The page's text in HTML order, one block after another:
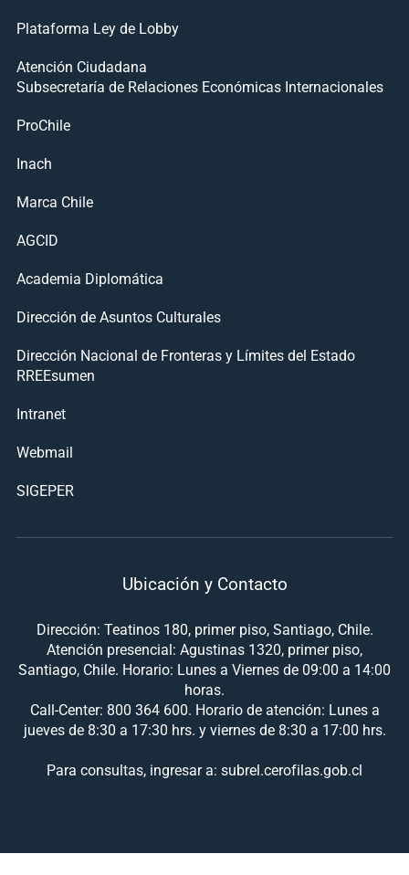
Plataforma Ley de Lobby
Atención Ciudadana
Subsecretaría de Relaciones Económicas Internacionales
ProChile
Inach
Marca Chile
AGCID
Academia Diplomática
Dirección de Asuntos Culturales
Dirección Nacional de Fronteras y Límites del Estado
RREEsumen
Intranet
Webmail
SIGEPER
Ubicación y Contacto
Dirección: Teatinos 180, primer piso, Santiago, Chile.
Atención presencial: Agustinas 1320, primer piso,
Santiago, Chile. Horario: Lunes a Viernes de 09:00 a 14:00
horas.
Call-Center: 800 364 600. Horario de atención: Lunes a
jueves de 8:30 a 17:30 hrs. y viernes de 8:30 a 17:00 hrs.
Para consultas, ingresar a: subrel.cerofilas.gob.cl